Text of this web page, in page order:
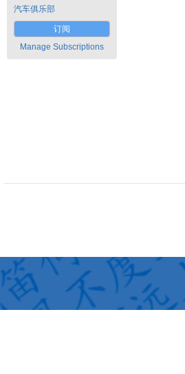
汽车俱乐部
订阅
Manage Subscriptions